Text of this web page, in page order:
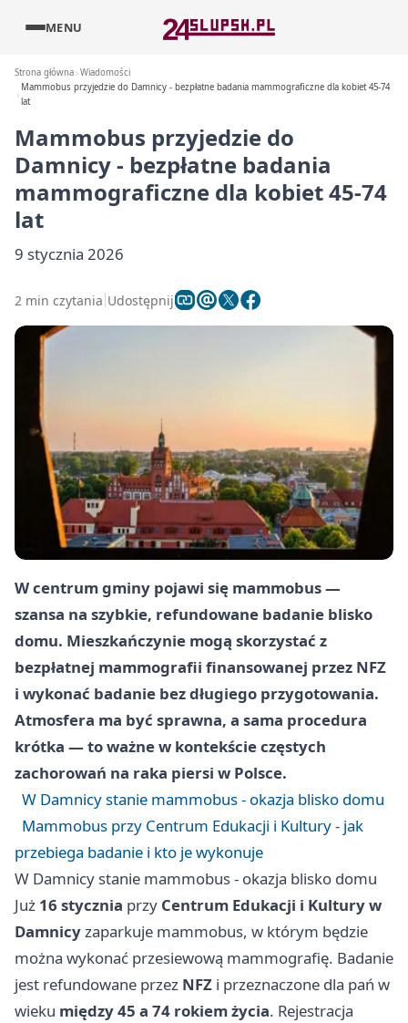
MENU
Strona główna Wiadomości
Mammobus przyjedzie do Damnicy - bezpłatne badania mammograficzne dla kobiet 45-74
lat
Mammobus przyjedzie do
Damnicy - bezpłatne badania
mammograficzne dla kobiet 45-74
lat
9 stycznia 2026
2 min czytania Udostępnij
W centrum gminy pojawi się mammobus —
szansa na szybkie, refundowane badanie blisko
domu. Mieszkańczynie mogą skorzystać z
bezpłatnej mammografii finansowanej przez NFZ
i wykonać badanie bez długiego przygotowania.
Atmosfera ma być sprawna, a sama procedura
krótka — to ważne w kontekście częstych
zachorowań na raka piersi w Polsce.
W Damnicy stanie mammobus - okazja blisko domu
Mammobus przy Centrum Edukacji i Kultury - jak
przebiega badanie i kto je wykonuje
W Damnicy stanie mammobus - okazja blisko domu
Już 16 stycznia przy Centrum Edukacji i Kultury w
Damnicyzaparkuje mammobus, w którym będzie
można wykonać przesiewową mammografię. Badanie
jest refundowane przez NFZ i przeznaczone dla pań w
wieku między 45 a 74 rokiem życia. Rejestracja